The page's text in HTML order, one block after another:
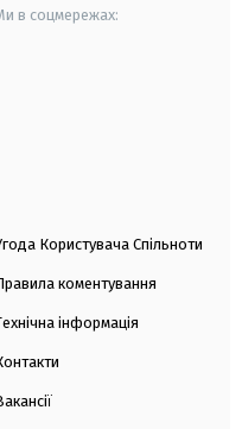
в соцмережах:
Користувача Спільноти
коментування
інформація